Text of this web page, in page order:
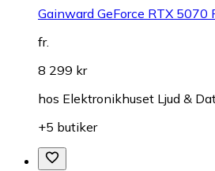
Gainward GeForce RTX 5070
fr.
8 299 kr
hos Elektronikhuset Ljud &
+5 butiker